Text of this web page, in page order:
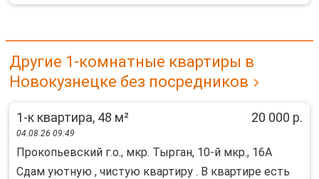
Другие 1-комнатные квартиры в
Новокузнецке без посредников
1-к квартира, 48 м² 20 000 р.
04.08.26 09:49
Прокопьевский г.о., мкр. Тырган, 10-й мкр., 16А
Сдам уютную , чистую квартиру . В квартире есть